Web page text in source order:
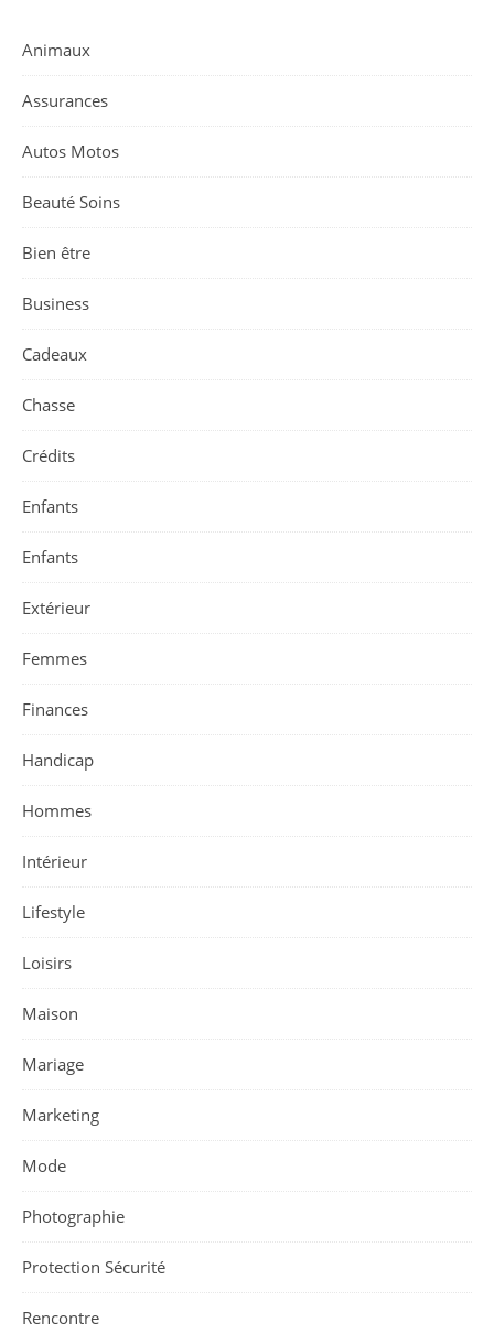
Animaux
Assurances
Autos Motos
Beauté Soins
Bien être
Business
Cadeaux
Chasse
Crédits
Enfants
Enfants
Extérieur
Femmes
Finances
Handicap
Hommes
Intérieur
Lifestyle
Loisirs
Maison
Mariage
Marketing
Mode
Photographie
Protection Sécurité
Rencontre